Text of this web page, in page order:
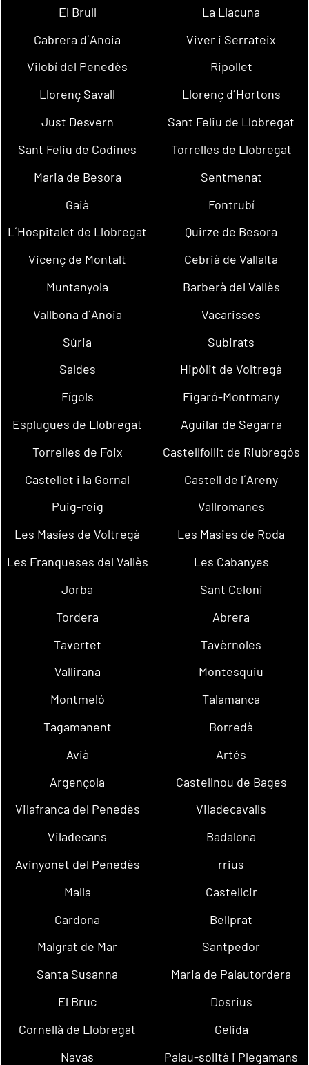
El Brull
La Llacuna
Cabrera d´Anoia
Viver i Serrateix
Vilobí del Penedès
Ripollet
Llorenç Savall
Llorenç d´Hortons
Just Desvern
Sant Feliu de Llobregat
Sant Feliu de Codines
Torrelles de Llobregat
Maria de Besora
Sentmenat
Gaià
Fontrubí
L´Hospitalet de Llobregat
Quirze de Besora
Vicenç de Montalt
Cebrià de Vallalta
Muntanyola
Barberà del Vallès
Vallbona d´Anoia
Vacarisses
Súria
Subirats
Saldes
Hipòlit de Voltregà
Fígols
Figaró-Montmany
Esplugues de Llobregat
Aguilar de Segarra
Torrelles de Foix
Castellfollit de Riubregós
Castellet i la Gornal
Castell de l´Areny
Puig-reig
Vallromanes
Les Masíes de Voltregà
Les Masies de Roda
Les Franqueses del Vallès
Les Cabanyes
Jorba
Sant Celoni
Tordera
Abrera
Tavertet
Tavèrnoles
Vallirana
Montesquiu
Montmeló
Talamanca
Tagamanent
Borredà
Avià
Artés
Argençola
Castellnou de Bages
Vilafranca del Penedès
Viladecavalls
Viladecans
Badalona
Avinyonet del Penedès
rrius
Malla
Castellcir
Cardona
Bellprat
Malgrat de Mar
Santpedor
Santa Susanna
Maria de Palautordera
El Bruc
Dosrius
Cornellà de Llobregat
Gelida
Navas
Palau-solità i Plegamans